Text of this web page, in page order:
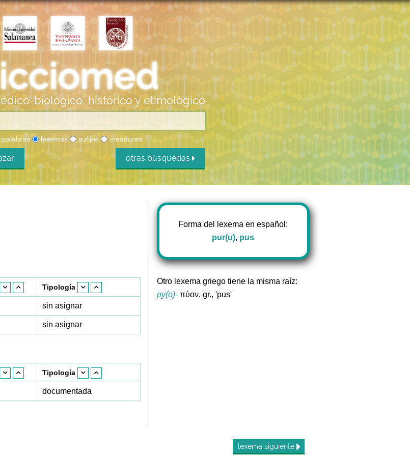
biológico, histórico y etimológico
palabras lexemas sufijos creadores
otras búsquedas
Tipología
sin asignar
sin asignar
Tipología
documentada
Forma del lexema en español:
pur(u), pus
Otro lexema griego tiene la misma raíz:
py(o)-πύον, gr., 'pus'
lexema siguiente